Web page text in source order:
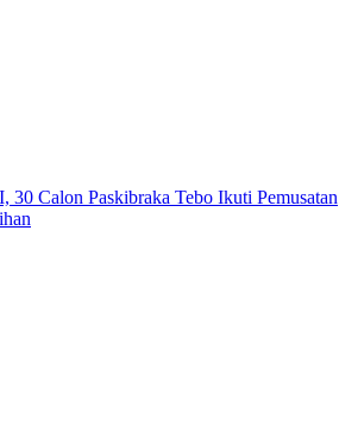
30 Calon Paskibraka Tebo Ikuti Pemusatan